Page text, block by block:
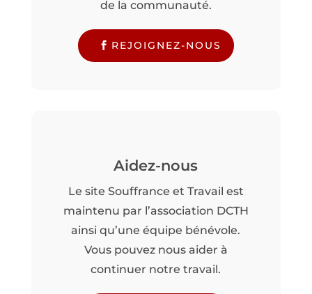
de la communauté.
REJOIGNEZ-NOUS
Aidez-nous
Le site Souffrance et Travail est
maintenu par l’association DCTH
ainsi qu’une équipe bénévole.
Vous pouvez nous aider à
continuer notre travail.